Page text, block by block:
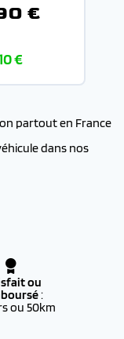
€
€
partout en France
dans nos
ou
:
ou 50km